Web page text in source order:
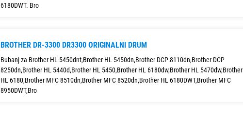
6180DWT. Bro
BROTHER DR-3300 DR3300 ORIGINALNI DRUM
Bubanj za Brother HL 5450dnt,Brother HL 5450dn,Brother DCP 8110dn,Brother DCP
8250dn,Brother HL 5440d,Brother HL 5450,Brother HL 6180dw,Brother HL 5470dw,Brother
HL 6180,Brother MFC 8510dn,Brother MFC 8520dn,Brother HL 6180DWT,Brother MFC
8950DWT,Bro